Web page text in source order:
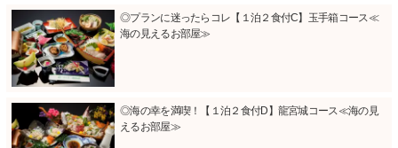
◎プランに迷ったらコレ【１泊２食付C】玉手箱コース≪
海の見えるお部屋≫
◎海の幸を満喫！【１泊２食付D】龍宮城コース≪海の見
えるお部屋≫